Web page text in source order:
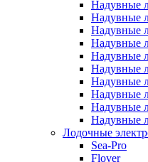
Надувные
Надувные
Надувные
Надувные
Надувные
Надувные
Надувные
Надувные
Надувные
Надувные
Лодочные
Sea-Pro
Flover